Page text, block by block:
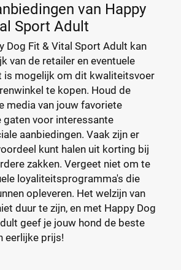
van Happy
Sport Adult
Dog Fit & Vital Sport Adult kan
van de retailer en eventuele
is mogelijk om dit kwaliteitsvoer
te kopen. Houd de
media van jouw favoriete
gaten voor interessante
aanbiedingen. Vaak zijn er
kunt halen uit korting bij
zakken. Vergeet niet om te
loyaliteitsprogramma's die
opleveren. Het welzijn van
duur te zijn, en met Happy Dog
geef je jouw hond de beste
eerlijke prijs!